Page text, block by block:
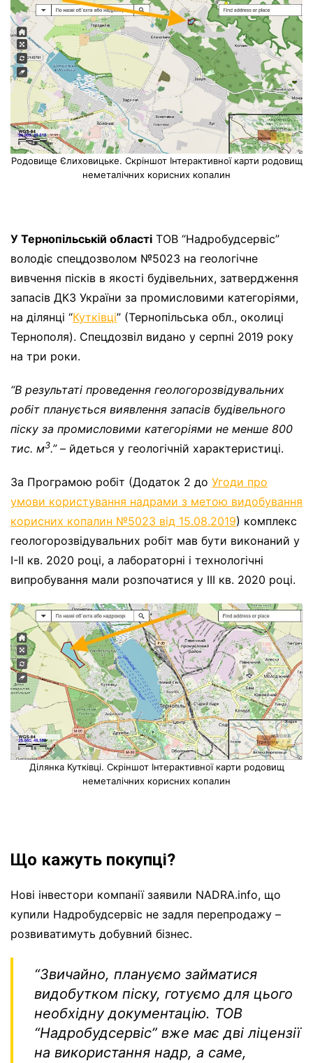
Родовище Єлиховицьке. Скріншот Інтерактивної карти родовищ
неметалічних корисних копалин
У Тернопільській області ТОВ “Надробудсервіс”
володіє спецдозволом №5023 на геологічне
вивчення пісків в якості будівельних, затвердження
запасів ДКЗ України за промисловими категоріями,
на ділянці “Кутківці” (Тернопільська обл., околиці
Тернополя). Спецдозвіл видано у серпні 2019 року
на три роки.
“В результаті проведення геологорозвідувальних
робіт планується виявлення запасів будівельного
піску за промисловими категоріями не менше 800
тис. м3.”– йдеться у геологічній характеристиці.
За Програмою робіт (Додаток 2 до Угоди про
умови користування надрами з метою видобування
корисних копалин №5023 від 15.08.2019) комплекс
геологорозвідувальних робіт мав бути виконаний у
І-ІІ кв. 2020 році, а лабораторні і технологічні
випробування мали розпочатися у ІІІ кв. 2020 році.
Ділянка Кутківці. Скріншот Інтерактивної карти родовищ
неметалічних корисних копалин
Що кажуть покупці?
Нові інвестори компанії заявили NADRA.info, що
купили Надробудсервіс не задля перепродажу –
розвиватимуть добувний бізнес.
“Звичайно, плануємо займатися
видобутком піску, готуємо для цього
необхідну документацію. ТОВ
“Надробудсервіс” вже має дві ліцензії
на використання надр, а саме,